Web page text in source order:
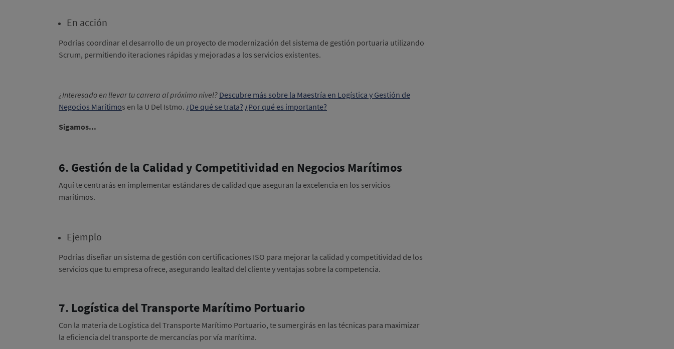
En acción
Podrías coordinar el desarrollo de un proyecto de modernización del sistema de gestión portuaria utilizando
Scrum, permitiendo iteraciones rápidas y mejoradas a los servicios existentes.
¿Interesado en llevar tu carrera al próximo nivel? Descubre más sobre la Maestría en Logística y Gestión de
Negocios Marítimos en la U Del Istmo. ¿De qué se trata? ¿Por qué es importante?
Sigamos...
6. Gestión de la Calidad y Competitividad en Negocios Marítimos
Aquí te centrarás en implementar estándares de calidad que aseguran la excelencia en los servicios
marítimos.
Ejemplo
Podrías diseñar un sistema de gestión con certificaciones ISO para mejorar la calidad y competitividad de los
servicios que tu empresa ofrece, asegurando lealtad del cliente y ventajas sobre la competencia.
7. Logística del Transporte Marítimo Portuario
Con la materia de Logística del Transporte Marítimo Portuario, te sumergirás en las técnicas para maximizar
la eficiencia del transporte de mercancías por vía marítima.